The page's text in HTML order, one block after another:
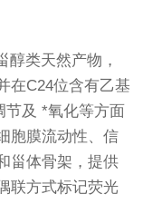
醇类天然产物，
在C24位含有乙基
节及 *氧化等方面
胞膜流动性、信
甾体骨架，提供
联方式标记荧光